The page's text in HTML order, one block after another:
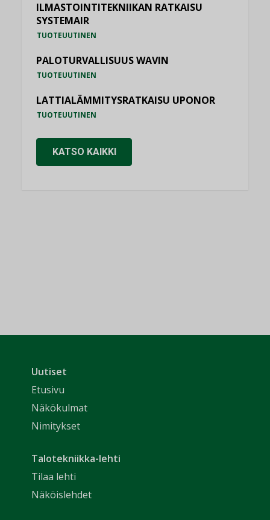
ILMASTOINTITEKNIIKAN RATKAISU
SYSTEMAIR
TUOTEUUTINEN
PALOTURVALLISUUS WAVIN
TUOTEUUTINEN
LATTIALÄMMITYSRATKAISU UPONOR
TUOTEUUTINEN
KATSO KAIKKI
Uutiset
Etusivu
Näkökulmat
Nimitykset
Talotekniikka-lehti
Tilaa lehti
Näköislehdet